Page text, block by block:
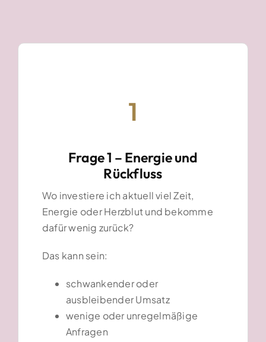
1
Frage 1 – Energie und
Rückfluss
Wo investiere ich aktuell viel Zeit,
Energie oder Herzblut und bekomme
dafür wenig zurück?
Das kann sein:
schwankender oder
ausbleibender Umsatz
wenige oder unregelmäßige
Anfragen